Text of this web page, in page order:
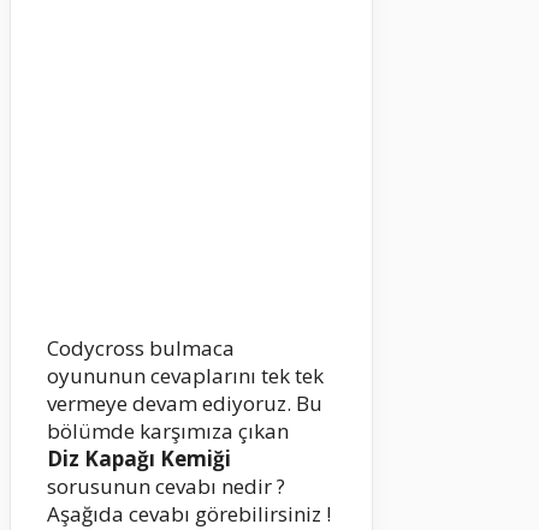
Codycross bulmaca
oyununun cevaplarını tek tek
vermeye devam ediyoruz. Bu
bölümde karşımıza çıkan
Diz Kapağı Kemiği
sorusunun cevabı nedir ?
Aşağıda cevabı görebilirsiniz !